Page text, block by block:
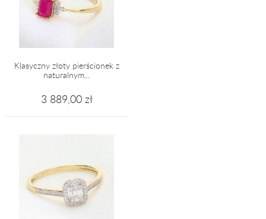
Klasyczny złoty pierścionek z
naturalnym...
3 889,00 zł